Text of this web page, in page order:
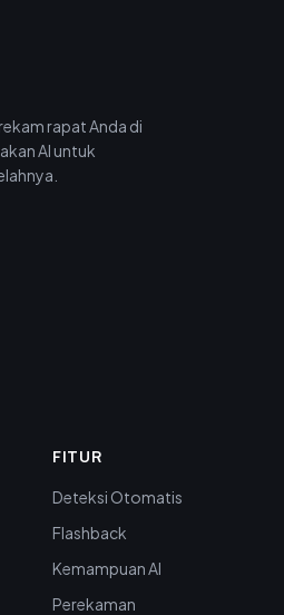
rapat Anda di
AI untuk
FITUR
Deteksi Otomatis
Flashback
Kemampuan AI
Perekaman